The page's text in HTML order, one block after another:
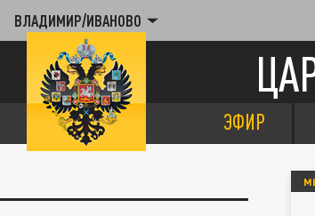
ВЛАДИМИР/ИВАНОВО
ЭФИР